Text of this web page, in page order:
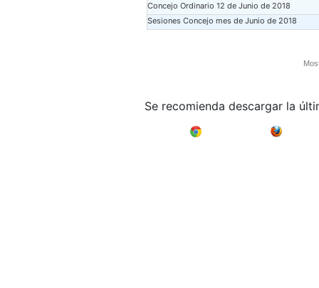
Concejo Ordinario 12 de Junio de 2018
Sesiones Concejo mes de Junio de 2018
Se recomienda descargar la